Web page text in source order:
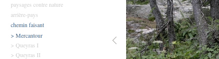
paysages contre nature
arrière-pays
chemin faisant
> Mercantour
> Queyras I
> Queyras II